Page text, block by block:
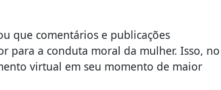
que comentários e publicações
para a conduta moral da mulher. Isso, no
virtual em seu momento de maior